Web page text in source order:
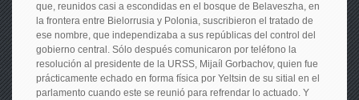
que, reunidos casi a escondidas en el bosque de Belaveszha, en
la frontera entre Bielorrusia y Polonia, suscribieron el tratado de
ese nombre, que independizaba a sus repúblicas del control del
gobierno central. Sólo después comunicaron por teléfono la
resolución al presidente de la URSS, Mijaíl Gorbachov, quien fue
prácticamente echado en forma física por Yeltsin de su sitial en el
parlamento cuando este se reunió para refrendar lo actuado. Y